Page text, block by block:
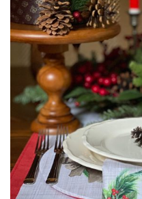
Remember me
Lost
Amerikan S. (3)
Color Block (3)
Countrylife Blue (6)
Countrylife Burgundy (3)
Countrylife Green (1)
Countrylife Orange (2)
Ekose & Pötikare (2)
EL YAPIMI ÜRÜNLER (6)
Mutfak Önlükleri (2)
Kurulama Bezi (4)
Limoncello Azzurri (2)